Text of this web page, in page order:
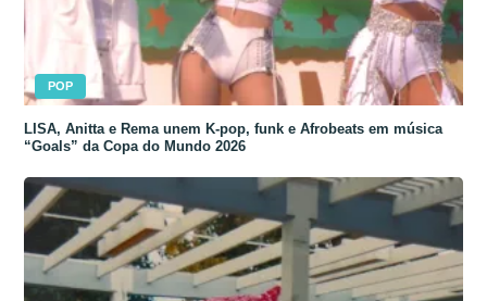
POP
LISA, Anitta e Rema unem K-pop, funk e Afrobeats em música
“Goals” da Copa do Mundo 2026